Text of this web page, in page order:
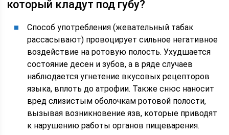
который кладут под губу?
Способ употребления (жевательный табак
рассасывают) провоцирует сильное негативное
воздействие на ротовую полость. Ухудшается
состояние десен и зубов, а в ряде случаев
наблюдается угнетение вкусовых рецепторов
языка, вплоть до атрофии. Также снюс наносит
вред слизистым оболочкам ротовой полости,
вызывая возникновение язв, которые приводят
к нарушению работы органов пищеварения.